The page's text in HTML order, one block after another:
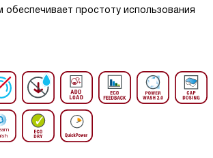
простоту использования